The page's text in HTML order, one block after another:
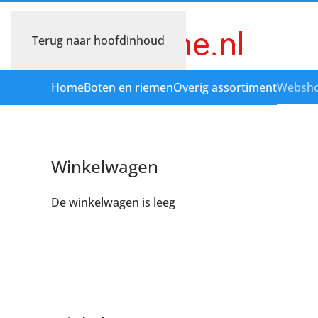
Terug naar hoofdinhoud
HomeBoten en riemenOverig assortiment
Winkelwagen
De winkelwagen is leeg